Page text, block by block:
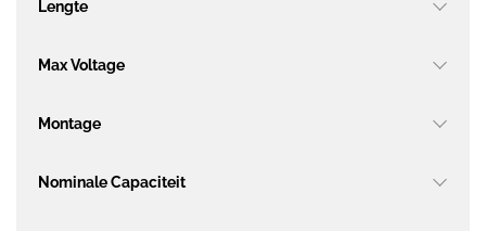
Lengte
Max Voltage
Montage
Nominale Capaciteit